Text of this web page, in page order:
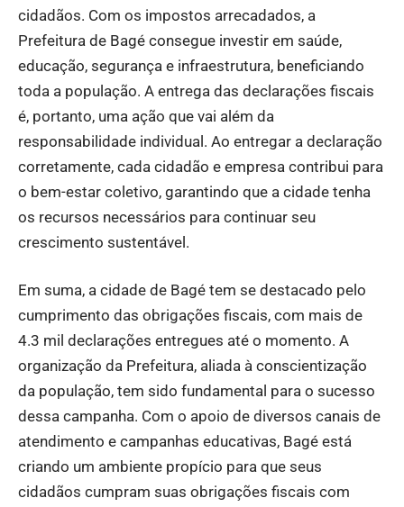
cidadãos. Com os impostos arrecadados, a
Prefeitura de Bagé consegue investir em saúde,
educação, segurança e infraestrutura, beneficiando
toda a população. A entrega das declarações fiscais
é, portanto, uma ação que vai além da
responsabilidade individual. Ao entregar a declaração
corretamente, cada cidadão e empresa contribui para
o bem-estar coletivo, garantindo que a cidade tenha
os recursos necessários para continuar seu
crescimento sustentável.
Em suma, a cidade de Bagé tem se destacado pelo
cumprimento das obrigações fiscais, com mais de
4.3 mil declarações entregues até o momento. A
organização da Prefeitura, aliada à conscientização
da população, tem sido fundamental para o sucesso
dessa campanha. Com o apoio de diversos canais de
atendimento e campanhas educativas, Bagé está
criando um ambiente propício para que seus
cidadãos cumpram suas obrigações fiscais com